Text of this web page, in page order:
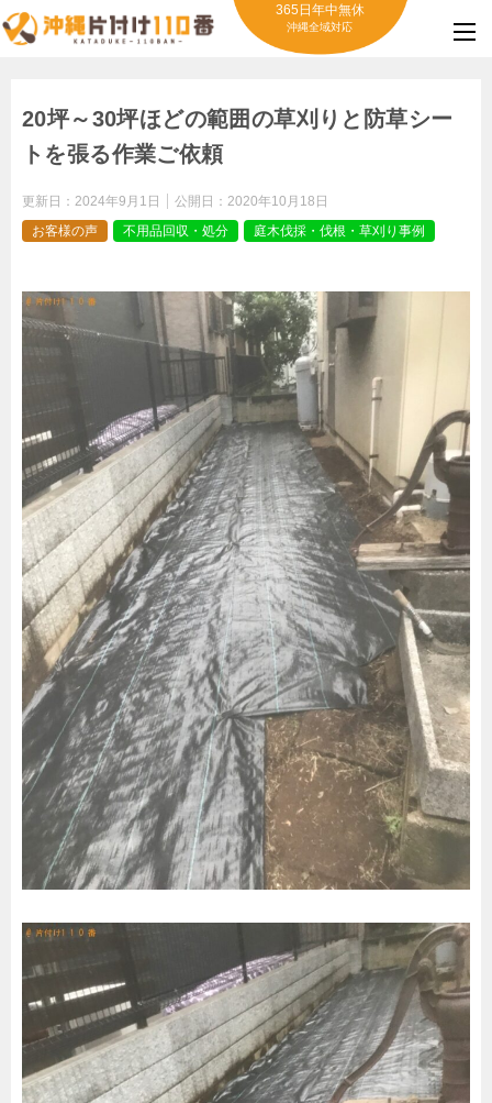
365日年中無休
沖縄全域対応
20坪～30坪ほどの範囲の草刈りと防草シー
トを張る作業ご依頼
更新日： 2024年9月1日 公開日： 2020年10月18日
お客様の声
不用品回収・処分 庭木伐採・伐根・草刈り事例